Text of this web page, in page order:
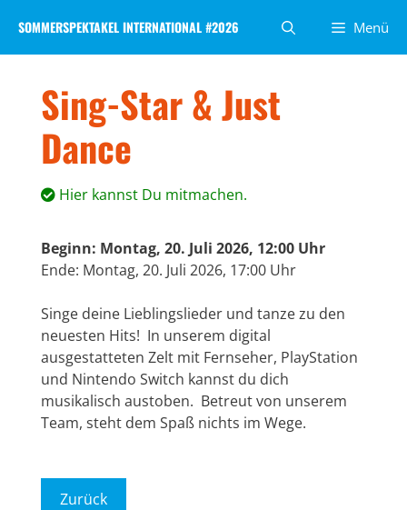
Inhalt
springen
SOMMERSPEKTAKEL INTERNATIONAL #2026 Menü
Sing-Star & Just
Dance
Hier kannst Du mitmachen.
Beginn: Montag, 20. Juli 2026, 12:00 Uhr
Ende: Montag, 20. Juli 2026, 17:00 Uhr
Singe deine Lieblingslieder und tanze zu den
neuesten Hits! In unserem digital
ausgestatteten Zelt mit Fernseher, PlayStation
und Nintendo Switch kannst du dich
musikalisch austoben. Betreut von unserem
Team, steht dem Spaß nichts im Wege.
Zurück